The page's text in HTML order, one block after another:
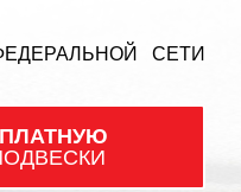
СЕТИ